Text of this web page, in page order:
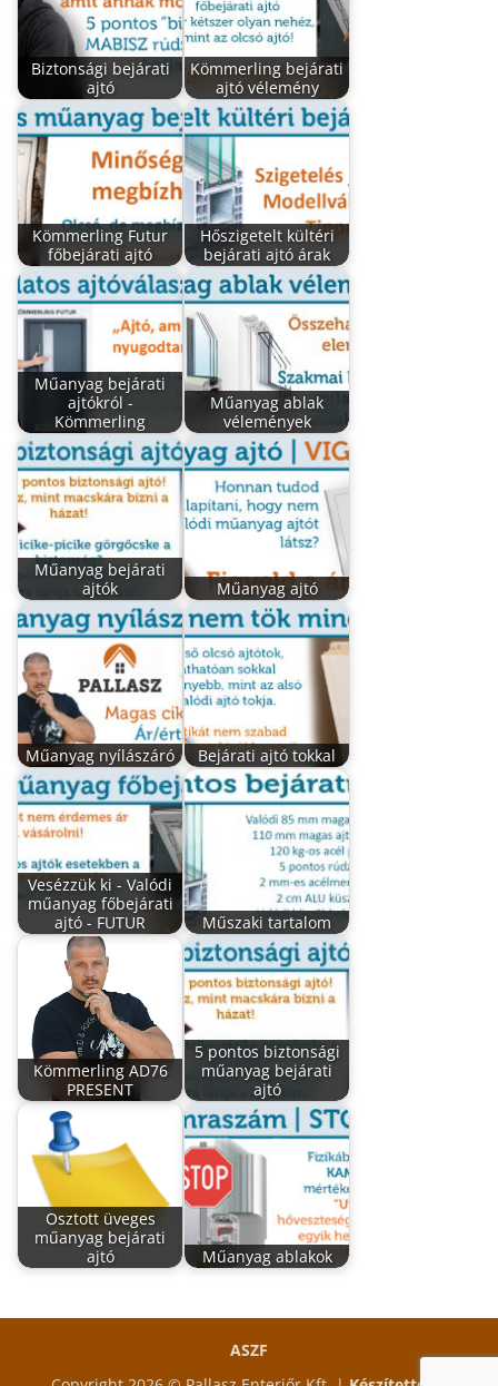
Biztonsági bejárati
ajtó
Kömmerling bejárati
ajtó vélemény
Kömmerling Futur
főbejárati ajtó
Hőszigetelt kültéri
bejárati ajtó árak
Műanyag bejárati
ajtókról -
Kömmerling
Műanyag ablak
vélemények
Műanyag bejárati
ajtók
Műanyag ajtó
Műanyag nyílászáró Bejárati ajtó tokkal
Vesézzük ki - Valódi
műanyag főbejárati
ajtó - FUTUR
Műszaki tartalom
Kömmerling AD76
PRESENT
5 pontos biztonsági
műanyag bejárati
ajtó
Osztott üveges
műanyag bejárati
ajtó
Műanyag ablakok
ASZF